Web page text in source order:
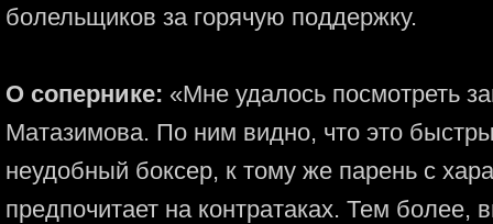
болельщиков за горячую поддержку.
О сопернике: «Мне удалось посмотреть
Матазимова. По ним видно, что это
неудобный боксер, к тому же парень с
предпочитает на контратаках. Тем более,